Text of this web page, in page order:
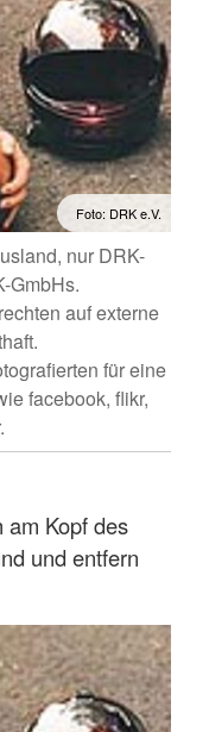
Foto: DRK e.V.
nur DRK-
GmbHs.
auf externe
für eine
facebook, flikr,
am Kopf des
und entfern